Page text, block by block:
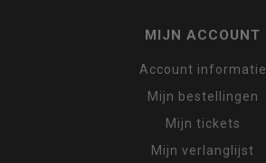
MIJN ACCOUNT
Account informatie
Mijn bestellingen
Mijn tickets
Mijn verlanglijst